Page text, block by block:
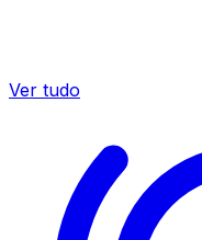
Ver tudo